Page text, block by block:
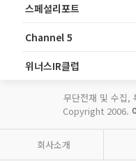
스페셜리포트
Channel 5
위너스IR클럽
무단전재 및 수집,
Copyright 2006.
회사소개